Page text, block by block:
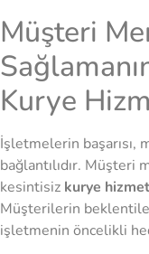
Müşteri
Kurye
İşletmelerin
bağlantılıdır. Müşteri
kesintisiz kurye
Müşterilerin
işletmenin öncelikli